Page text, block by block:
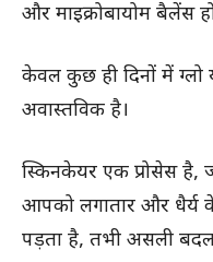
और माइक्रोबायोम बैलेंस
केवल कुछ ही दिनों में ग्लो
अवास्तविक है।
स्किनकेयर एक प्रोसेस है,
आपको लगातार और धैर्य
पड़ता है, तभी असली